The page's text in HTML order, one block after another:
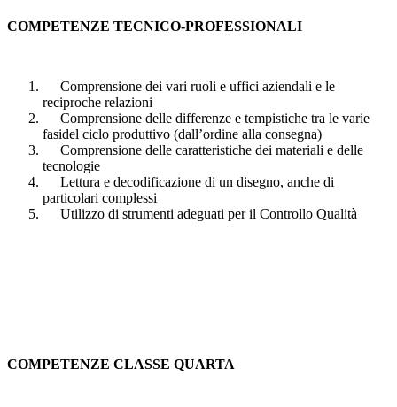
COMPETENZE TECNICO-PROFESSIONALI
Comprensione dei vari ruoli e uffici aziendali e le
reciproche relazioni
Comprensione delle differenze e tempistiche tra le varie
fasidel ciclo produttivo (dall’ordine alla consegna)
Comprensione delle caratteristiche dei materiali e delle
tecnologie
Lettura e decodificazione di un disegno, anche di
particolari complessi
Utilizzo di strumenti adeguati per il Controllo Qualità
COMPETENZE CLASSE QUARTA